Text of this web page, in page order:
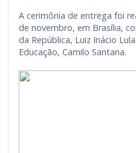
A cerimônia de entrega foi
de novembro, em Brasília,
da República, Luiz Inácio
Educação, Camilo Santana.